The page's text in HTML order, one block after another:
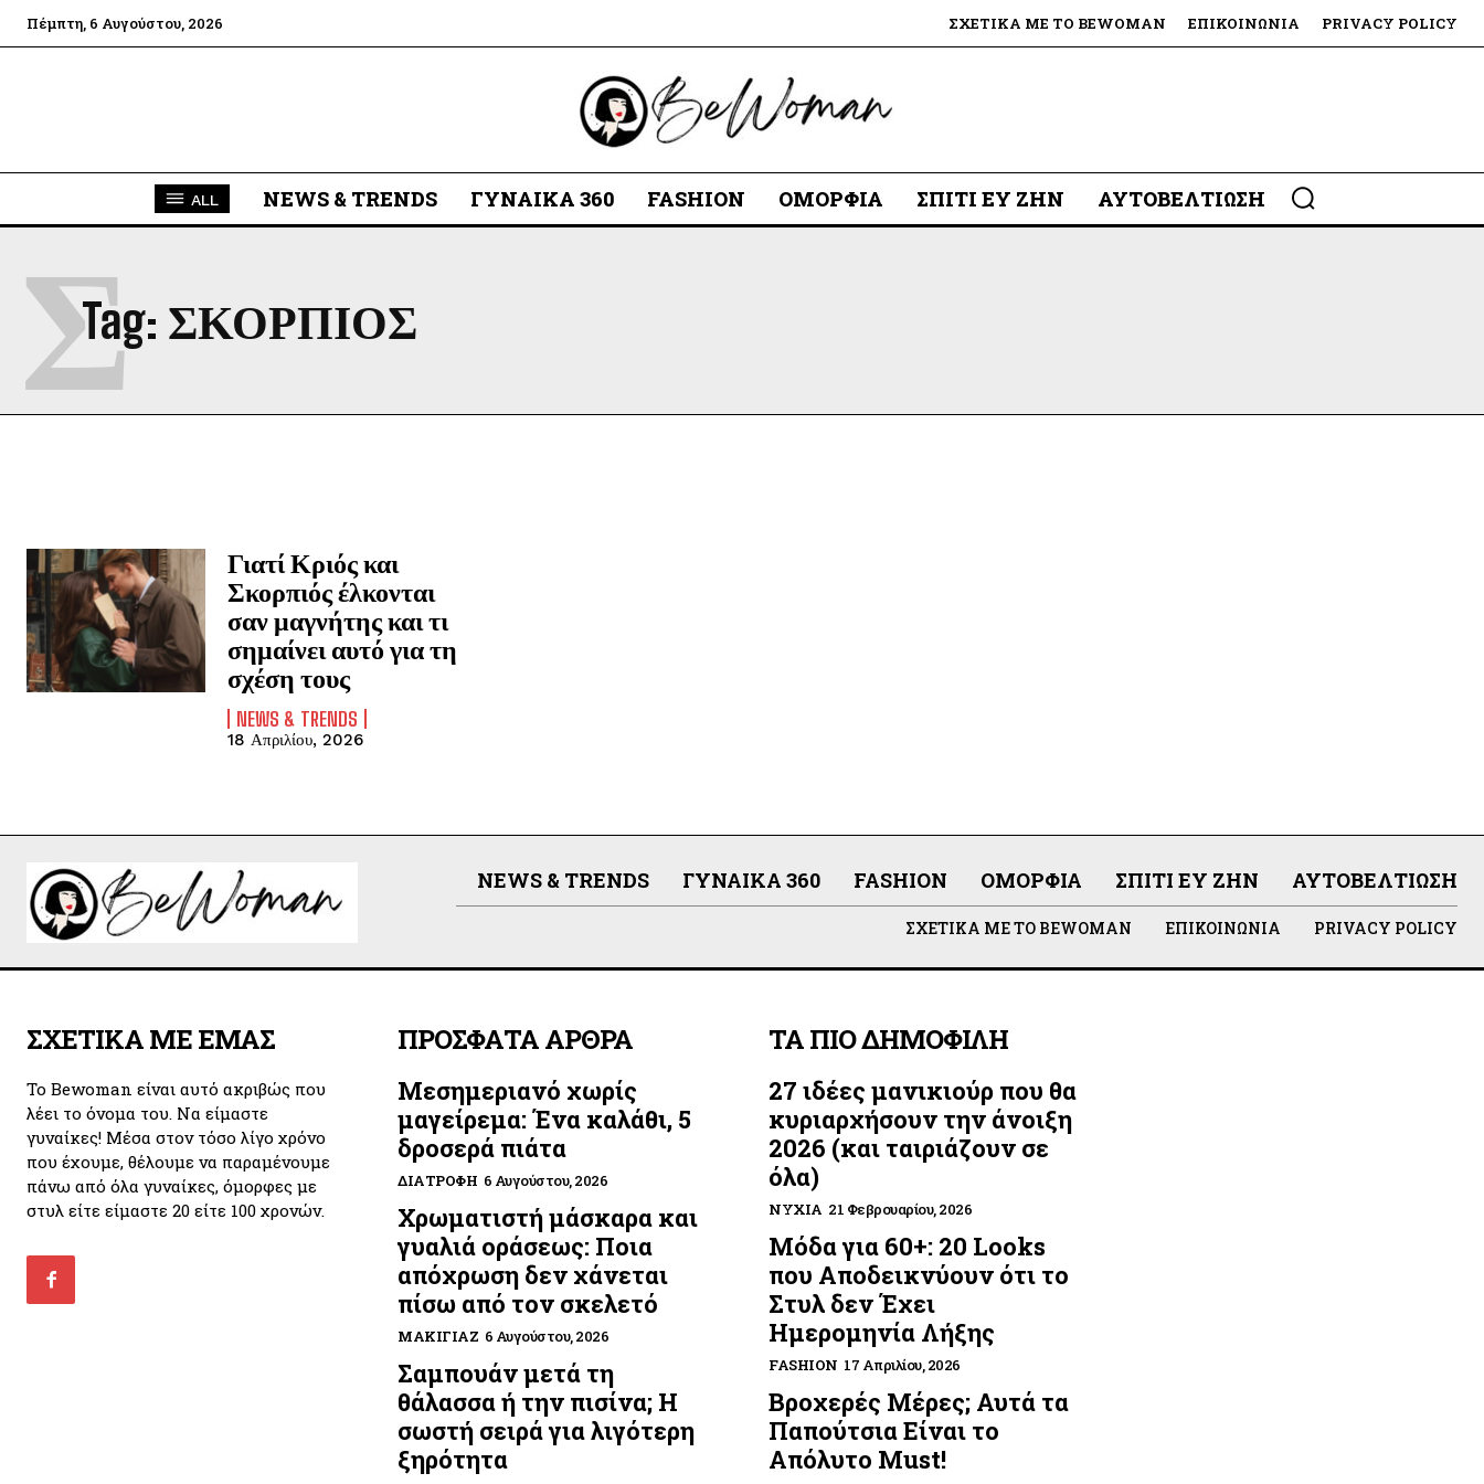
Πέμπτη, 6 Αυγούστου, 2026 ΣΧΕΤΙΚΆ ΜΕ ΤΟ BEWOMAN ΕΠΙΚΟΙΝΩΝΊΑ PRIVACY POLICY
ALL NEWS & TRENDS ΓΥΝΑΊΚΑ 360 FASHION ΟΜΟΡΦΙΆ ΣΠΊΤΙ ΕΥ ΖΗΝ ΑΥΤΟΒΕΛΤΊΩΣΗ
Tag: ΣΚΟΡΠΙΟΣ
Σ
Γιατί Κριός και
Σκορπιός έλκονται
σαν μαγνήτης και τι
σημαίνει αυτό για τη
σχέση τους
NEWS & TRENDS
18 Απριλίου, 2026
NEWS & TRENDS ΓΥΝΑΊΚΑ 360 FASHION ΟΜΟΡΦΙΆ ΣΠΊΤΙ ΕΥ ΖΗΝ ΑΥΤΟΒΕΛΤΊΩΣΗ
ΣΧΕΤΙΚΆ ΜΕ ΤΟ BEWOMAN ΕΠΙΚΟΙΝΩΝΊΑ PRIVACY POLICY
ΣΧΕΤΙΚΑ ΜΕ ΕΜΑΣ
Το Bewoman είναι αυτό ακριβώς που
λέει το όνομα του. Να είμαστε
γυναίκες! Μέσα στον τόσο λίγο χρόνο
που έχουμε, θέλουμε να παραμένουμε
πάνω από όλα γυναίκες, όμορφες με
στυλ είτε είμαστε 20 είτε 100 χρονών.
ΠΡΟΣΦΑΤΑ ΑΡΘΡΑ
Μεσημεριανό χωρίς
μαγείρεμα: Ένα καλάθι, 5
δροσερά πιάτα
ΔΙΑΤΡΟΦΉ 6 Αυγούστου, 2026
Χρωματιστή μάσκαρα και
γυαλιά οράσεως: Ποια
απόχρωση δεν χάνεται
πίσω από τον σκελετό
ΜΑΚΙΓΙΆΖ 6 Αυγούστου, 2026
Σαμπουάν μετά τη
θάλασσα ή την πισίνα; Η
σωστή σειρά για λιγότερη
ξηρότητα
ΤΑ ΠΙΟ ΔΗΜΟΦΙΛΗ
27 ιδέες μανικιούρ που θα
κυριαρχήσουν την άνοιξη
2026 (και ταιριάζουν σε
όλα)
ΝΎΧΙΑ 21 Φεβρουαρίου, 2026
Μόδα για 60+: 20 Looks
που Αποδεικνύουν ότι το
Στυλ δεν Έχει
Ημερομηνία Λήξης
FASHION 17 Απριλίου, 2026
Βροχερές Μέρες; Αυτά τα
Παπούτσια Είναι το
Απόλυτο Must!